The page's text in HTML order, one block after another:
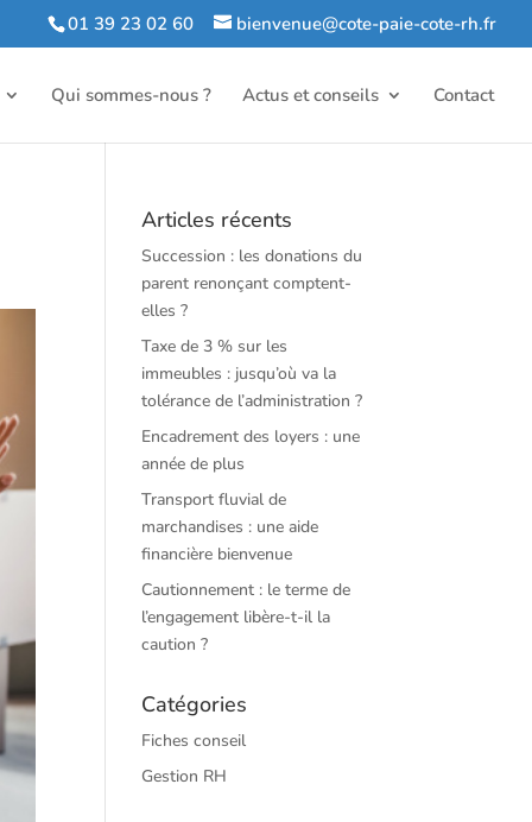
01 39 23 02 60 bienvenue@cote-paie-cote-rh.fr
Qui sommes-nous ? Actus et conseils Contact
Articles récents
Succession : les donations du
parent renonçant comptent-
elles ?
Taxe de 3 % sur les
immeubles : jusqu’où va la
tolérance de l’administration ?
Encadrement des loyers : une
année de plus
Transport fluvial de
marchandises : une aide
financière bienvenue
Cautionnement : le terme de
l’engagement libère-t-il la
caution ?
Catégories
Fiches conseil
Gestion RH